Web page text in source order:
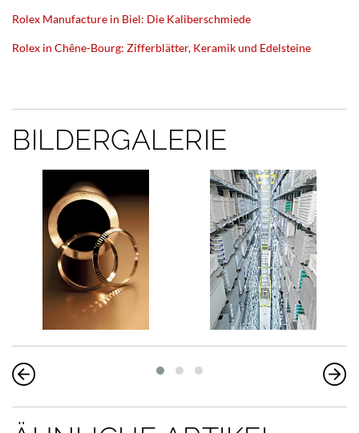
Rolex Manufacture in Biel: Die Kaliberschmiede
Rolex in Chêne-Bourg: Zifferblätter, Keramik und Edelsteine
BILDERGALERIE